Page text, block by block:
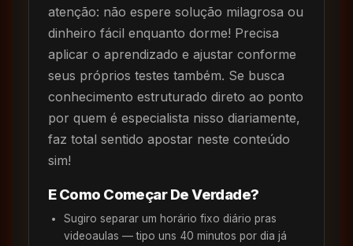
atenção: não espere solução milagrosa ou
dinheiro fácil enquanto dorme! Precisa
aplicar o aprendizado e ajustar conforme
seus próprios testes também. Se busca
conhecimento estruturado direto ao ponto
por quem é especialista nisso diariamente,
faz total sentido apostar neste conteúdo
sim!
E Como Começar De Verdade?
Sugiro separar um horário fixo diário pras
videoaulas — tipo uns 40 minutos por dia já